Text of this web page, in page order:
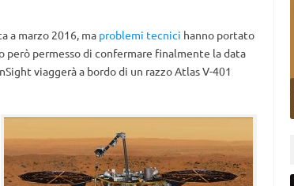
a marzo 2016, ma problemi tecnici hanno portato
permesso di confermare finalmente la data
viaggerà a bordo di un razzo Atlas V-401